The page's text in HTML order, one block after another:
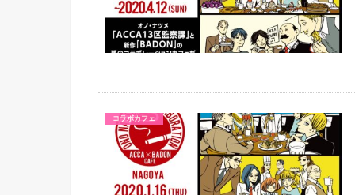
コラボカフェ